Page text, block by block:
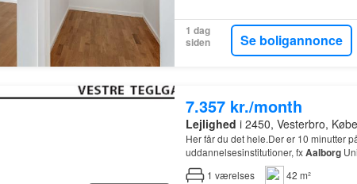
1 dag
siden
Se boligannonce
7.357 kr./month
Lejlighed i 2450, Vesterbro,
Her får du det hele.Der er 10 minutter
uddannelsesinstitutioner, fxAalborg
1 værelses
42 m²